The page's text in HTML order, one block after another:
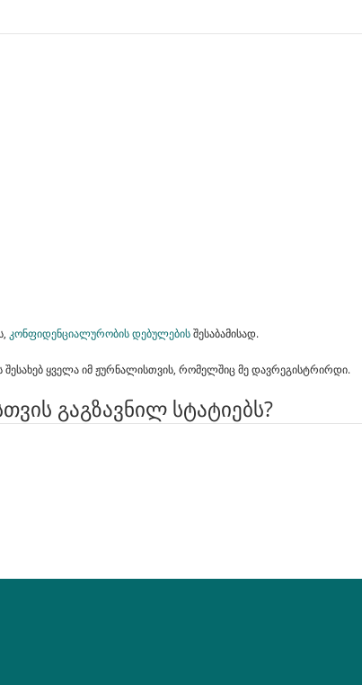
კონფიდენციალურობის დებულებისშესაბამისად.
შესახებ ყველა იმ ჟურნალისთვის, რომელშიც მე დავრეგისტრირდი.
გაგზავნილ სტატიებს?